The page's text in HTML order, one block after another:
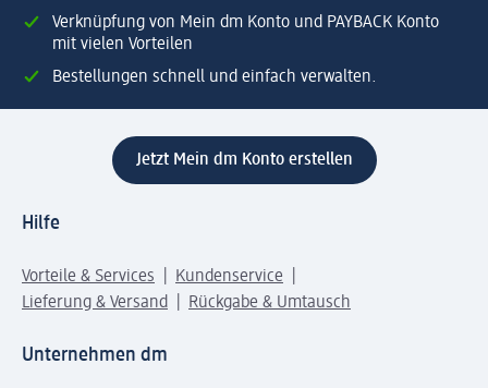
Verknüpfung von Mein dm Konto und PAYBACK Konto
mit vielen Vorteilen
Bestellungen schnell und einfach verwalten.
Jetzt Mein dm Konto erstellen
Hilfe
Vorteile & Services
Kundenservice
Lieferung & Versand
Rückgabe & Umtausch
Unternehmen dm